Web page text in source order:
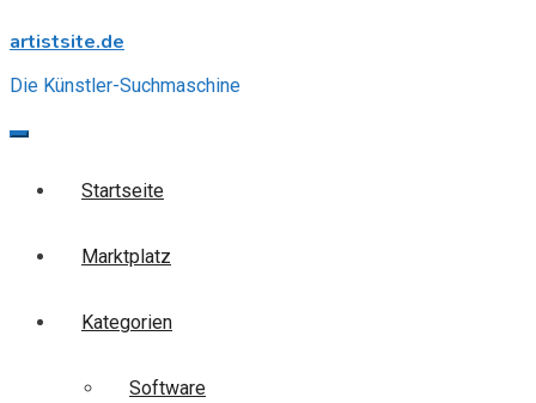
to
artistsite.de
Die Künstler-Suchmaschine
Startseite
Marktplatz
Kategorien
Software